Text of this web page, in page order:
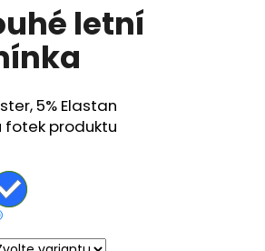
letní
5% Elastan
fotek produktu